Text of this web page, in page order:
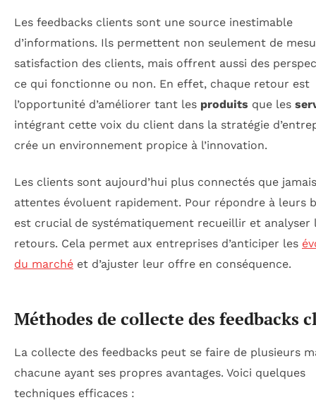
Les feedbacks clients sont une source inestimable
d’informations. Ils permettent non seulement de
satisfaction des clients, mais offrent aussi des
ce qui fonctionne ou non. En effet, chaque retour est
l’opportunité d’améliorer tant les produits que les
intégrant cette voix du client dans la stratégie
crée un environnement propice à l’innovation.
Les clients sont aujourd’hui plus connectés que
attentes évoluent rapidement. Pour répondre à leurs
est crucial de systématiquement recueillir et analyser
retours. Cela permet aux entreprises d’anticiper les
du marché et d’ajuster leur offre en conséquence.
Méthodes de collecte des feedbacks
La collecte des feedbacks peut se faire de plusieurs
chacune ayant ses propres avantages. Voici quelques
techniques efficaces :